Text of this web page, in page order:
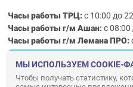
Часы работы ТРЦ:с 10:00 до
Часы работы г/м Ашан:с 08:00
Часы работыг/мЛемана ПРО:
Правила посещения ТРЦ
МЫ ИСПОЛЬЗУЕМ COOKIE-
Чтобы получать статистику,